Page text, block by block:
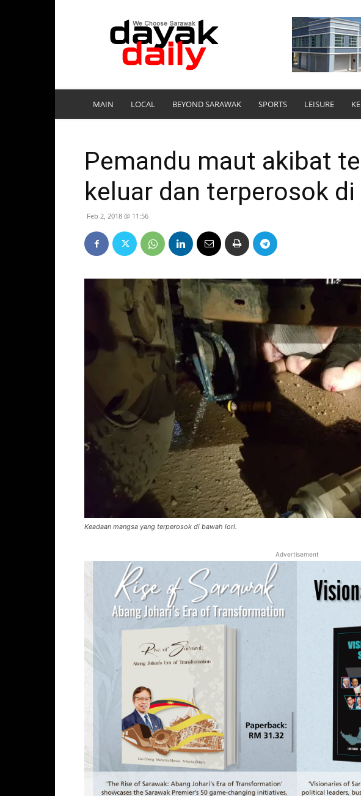
DayakDaily
MAIN LOCAL BEYOND SARAWAK SPORTS LEISURE
Pemandu maut akibat
keluar dan terperosok
Feb 2, 2018 @ 11:56
Keadaan mangsa yang terperosok di bawah lori.
Advertisement